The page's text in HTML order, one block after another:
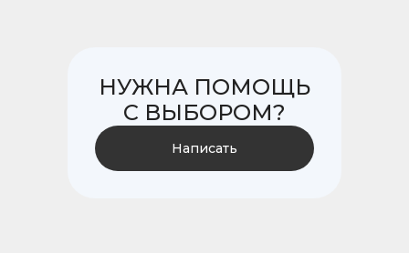
НУЖНА ПОМОЩЬ
С ВЫБОРОМ?
Написать